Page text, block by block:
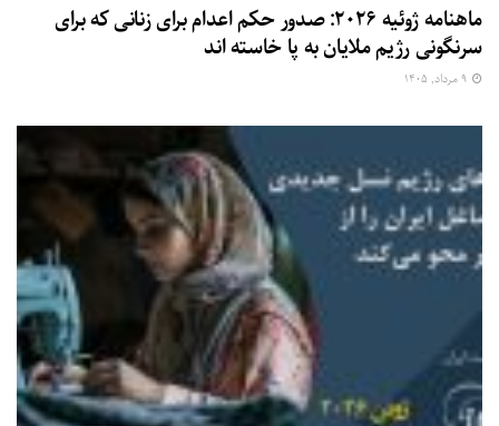
ماهنامه ژوئیه ۲۰۲۶: صدور حکم اعدام برای زنانی که برای
سرنگونی رژیم ملایان به پا خاسته اند